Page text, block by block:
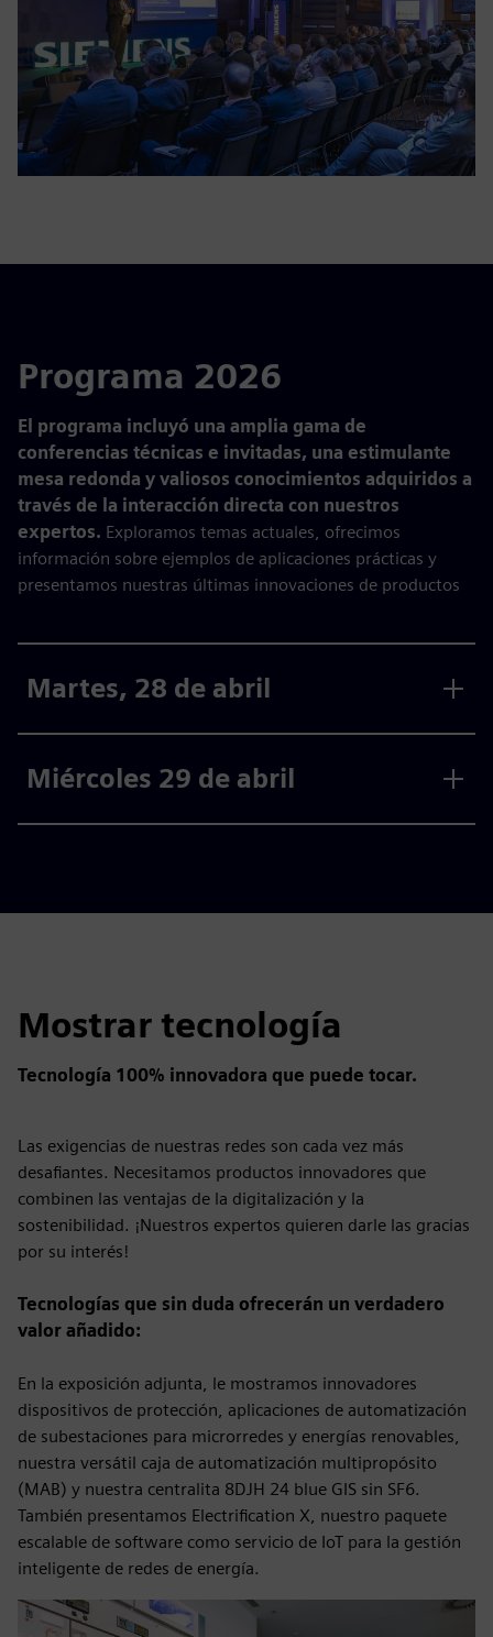
Programa 2026
El programa incluyó una amplia gama de
conferencias técnicas e invitadas, una estimulante
mesa redonda y valiosos conocimientos adquiridos a
través de la interacción directa con nuestros
expertos. Exploramos temas actuales, ofrecimos
información sobre ejemplos de aplicaciones prácticas y
presentamos nuestras últimas innovaciones de productos
Martes, 28 de abril
Miércoles 29 de abril
Mostrar tecnología
Tecnología 100% innovadora que puede tocar.
Las exigencias de nuestras redes son cada vez más
desafiantes. Necesitamos productos innovadores que
combinen las ventajas de la digitalización y la
sostenibilidad. ¡Nuestros expertos quieren darle las gracias
por su interés!
Tecnologías que sin duda ofrecerán un verdadero
valor añadido:
En la exposición adjunta, le mostramos innovadores
dispositivos de protección, aplicaciones de automatización
de subestaciones para microrredes y energías renovables,
nuestra versátil caja de automatización multipropósito
(MAB) y nuestra centralita 8DJH 24 blue GIS sin SF6.
También presentamos Electrification X, nuestro paquete
escalable de software como servicio de IoT para la gestión
inteligente de redes de energía.